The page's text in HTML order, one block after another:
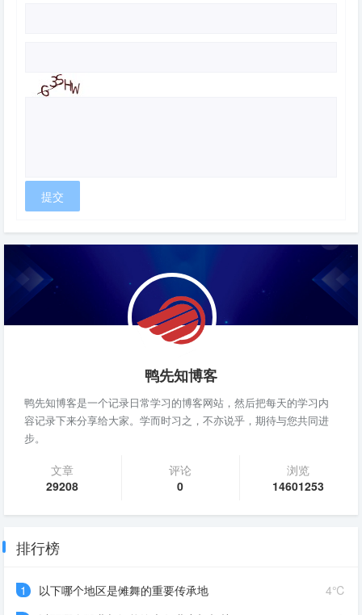
鸭先知博客
鸭先知博客是一个记录日常学习的博客网站，然后把每天的学习内
容记录下来分享给大家。学而时习之，不亦说乎，期待与您共同进
步。
文章
29208
评论
0
浏览
14601253
排行榜
4℃
1
以下哪个地区是傩舞的重要传承地